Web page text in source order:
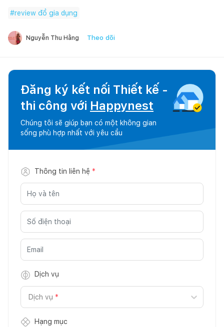
#review đồ gia dụng
Nguyễn Thu Hằng Theo dõi
Đăng ký kết nối Thiết kế -
thi công với Happynest
Chúng tôi sẽ giúp bạn có một không gian
sống phù hợp nhất với yêu cầu
Thông tin liên hệ *
Dịch vụ
Dịch vụ *
Hạng mục